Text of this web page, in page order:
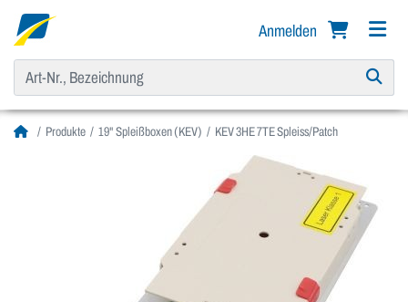
Anmelden
Produkte 19" Spleißboxen (KEV) KEV 3HE 7TE Spleiss/Patch